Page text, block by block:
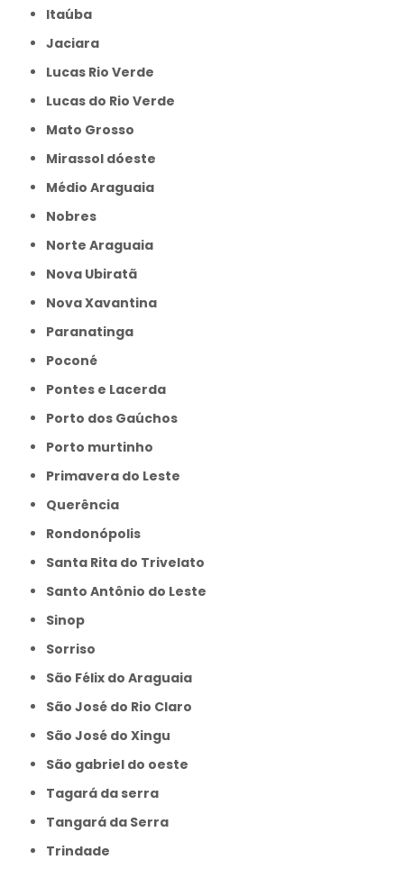
Itaúba
Jaciara
Lucas Rio Verde
Lucas do Rio Verde
Mato Grosso
Mirassol dóeste
Médio Araguaia
Nobres
Norte Araguaia
Nova Ubiratã
Nova Xavantina
Paranatinga
Poconé
Pontes e Lacerda
Porto dos Gaúchos
Porto murtinho
Primavera do Leste
Querência
Rondonópolis
Santa Rita do Trivelato
Santo Antônio do Leste
Sinop
Sorriso
São Félix do Araguaia
São José do Rio Claro
São José do Xingu
São gabriel do oeste
Tagará da serra
Tangará da Serra
Trindade